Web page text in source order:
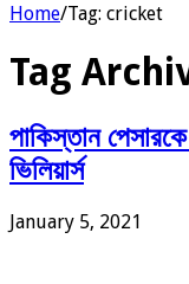
Home/Tag: cricket
Tag
পাকিস্তান
ভিলিয়ার্স
January 5, 2021